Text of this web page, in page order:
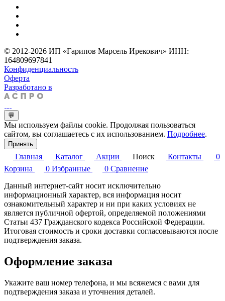
© 2012-2026 ИП «Гарипов Марсель Ирекович» ИНН:
164809697841
Конфиденциальность
Оферта
Разработано в
💬
Мы используем файлы cookie. Продолжая пользоваться
сайтом, вы соглашаетесь с их использованием. Подробнее.
Принять
Главная Каталог Акции Поиск Контакты
0
Корзина
0 Избранные 0 Сравнение
Данный интернет-сайт носит исключительно
информационный характер, вся информация носит
ознакомительный характер и ни при каких условиях не
является публичной офертой, определяемой положениями
Статьи 437 Гражданского кодекса Российской Федерации.
Итоговая стоимость и сроки доставки согласовываются после
подтверждения заказа.
Оформление заказа
Укажите ваш номер телефона, и мы всяжемся с вами для
подтверждения заказа и уточнения деталей.